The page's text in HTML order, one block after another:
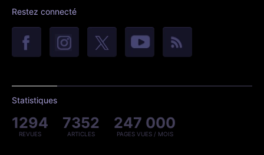
Restez connecté
Statistiques
1294
REVUES
7352
ARTICLES
247 000
PAGES VUES / MOIS